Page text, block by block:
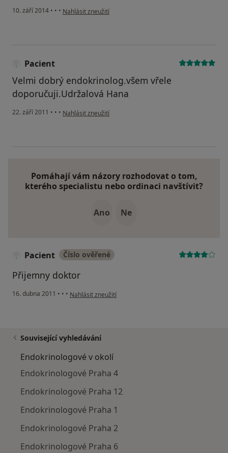
10. září 2014 • • • podle názoru uživatele Váš účet byl odstraněn
Nahlásit zneužití
Pacient
Velmi dobrý endokrinolog.všem vřele
doporučuji.Udržalová Hana
22. září 2011 • • • podle názoru uživatele Pacient
Nahlásit zneužití
Pomáhají vám názory rozhodovat o tom,
kterého specialistu nebo ordinaci navštívit?
Ano Ne
Pacient Číslo ověřené
Přijemny doktor
16. dubna 2011 • • • podle názoru uživatele Pacient
Nahlásit zneužití
Související vyhledávání
Endokrinologové v okolí
Endokrinologové Praha 4
Endokrinologové Praha 12
Endokrinologové Praha 1
Endokrinologové Praha 2
Endokrinologové Praha 6